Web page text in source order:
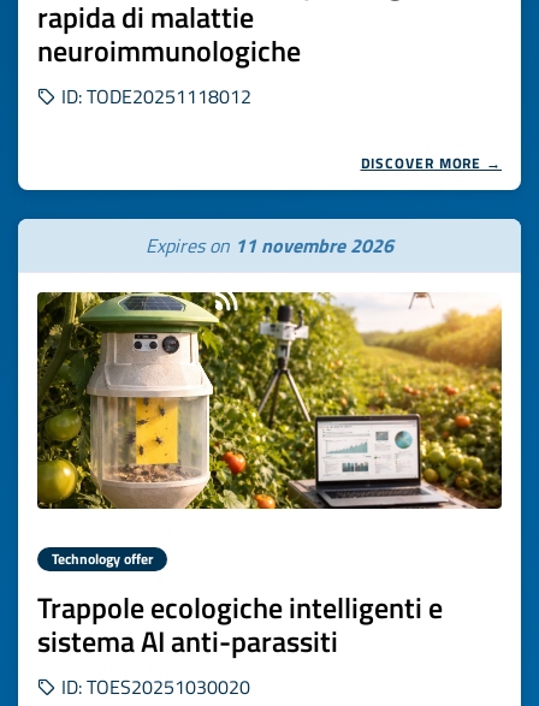
rapida di malattie
neuroimmunologiche
ID: TODE20251118012
DISCOVER MORE →
Expires on 11 novembre 2026
Technology offer
Trappole ecologiche intelligenti e
sistema AI anti-parassiti
ID: TOES20251030020